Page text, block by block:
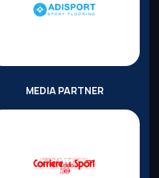
MEDIA PARTNER